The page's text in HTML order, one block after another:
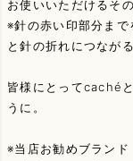
お使いいただけるそ
※針の赤い印部分ま
と針の折れにつなが
皆様にとってcaché
うに。
※当店お勧めブラン